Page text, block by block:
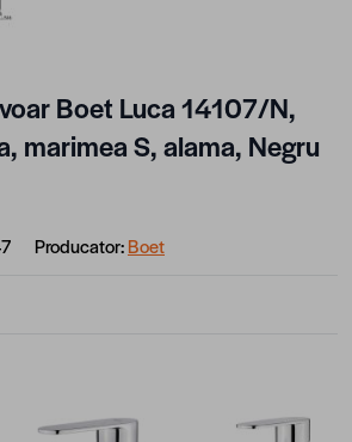
Boet Luca 14107/N,
marimea S, alama, Negru
Producator:Boet